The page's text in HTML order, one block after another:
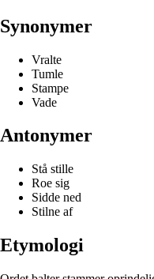
Synonymer
Vralte
Tumle
Stampe
Vade
Antonymer
Stå stille
Roe sig
Sidde ned
Stilne af
Etymologi